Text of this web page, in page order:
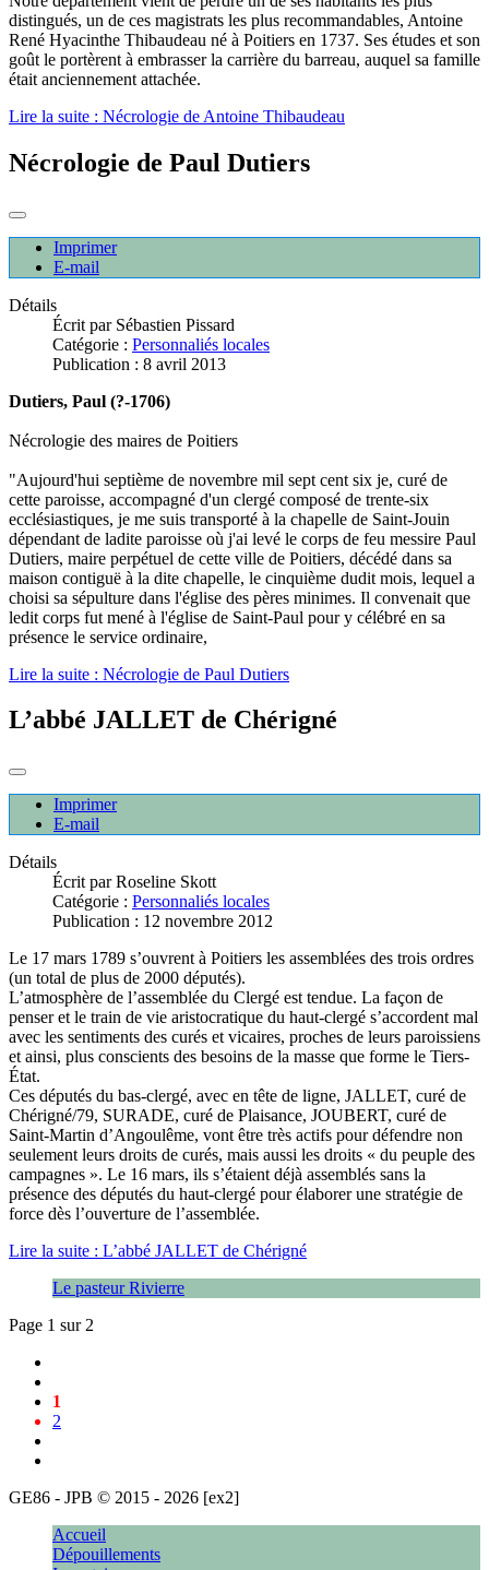
distingués, un de ces magistrats les plus recommandables, Antoine
René Hyacinthe Thibaudeau né à Poitiers en 1737. Ses études et son
goût le portèrent à embrasser la carrière du barreau, auquel sa famille
était anciennement attachée.
Lire la suite : Nécrologie de Antoine Thibaudeau
Nécrologie de Paul Dutiers
Imprimer
E-mail
Détails
Écrit par Sébastien Pissard
Catégorie : Personnaliés locales
Publication : 8 avril 2013
Dutiers, Paul (?-1706)
Nécrologie des maires de Poitiers
"Aujourd'hui septième de novembre mil sept cent six je, curé de
cette paroisse, accompagné d'un clergé composé de trente-six
ecclésiastiques, je me suis transporté à la chapelle de Saint-Jouin
dépendant de ladite paroisse où j'ai levé le corps de feu messire Paul
Dutiers, maire perpétuel de cette ville de Poitiers, décédé dans sa
maison contiguë à la dite chapelle, le cinquième dudit mois, lequel a
choisi sa sépulture dans l'église des pères minimes. Il convenait que
ledit corps fut mené à l'église de Saint-Paul pour y célébré en sa
présence le service ordinaire,
Lire la suite : Nécrologie de Paul Dutiers
L’abbé JALLET de Chérigné
Imprimer
E-mail
Détails
Écrit parRoseline Skott
Catégorie : Personnaliés locales
Publication : 12 novembre 2012
Le 17 mars 1789 s’ouvrent à Poitiers les assemblées des trois ordres
(un total de plus de 2000 députés).
L’atmosphère de l’assemblée du Clergé est tendue. La façon de
penser et le train de vie aristocratique du haut-clergé s’accordent mal
avec les sentiments des curés et vicaires, proches de leurs paroissiens
et ainsi, plus conscients des besoins de la masse que forme le Tiers-
État.
Ces députés du bas-clergé, avec en tête de ligne, JALLET, curé de
Chérigné/79, SURADE, curé de Plaisance, JOUBERT, curé de
Saint-Martin d’Angoulême, vont être très actifs pour défendre non
seulement leurs droits de curés, mais aussi les droits « du peuple des
campagnes ». Le 16 mars, ils s’étaient déjà assemblés sans la
présence des députés du haut-clergé pour élaborer une stratégie de
force dès l’ouverture de l’assemblée.
Lire la suite : L’abbé JALLET de Chérigné
Le pasteur Rivierre
Page 1 sur 2
1
2
GE86 - JPB © 2015 - 2026 [ex2]
Accueil
Dépouillements